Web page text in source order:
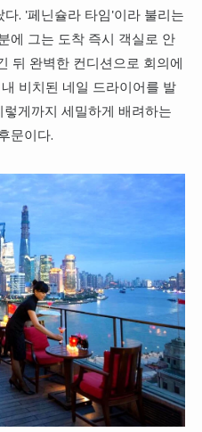
. '페닌슐라 타임'이라 불리는
에 그는 도착 즉시 객실로 안
뒤 완벽한 컨디션으로 회의에
비치된 네일 드라이어를 발
게까지 세밀하게 배려하는
문이다.